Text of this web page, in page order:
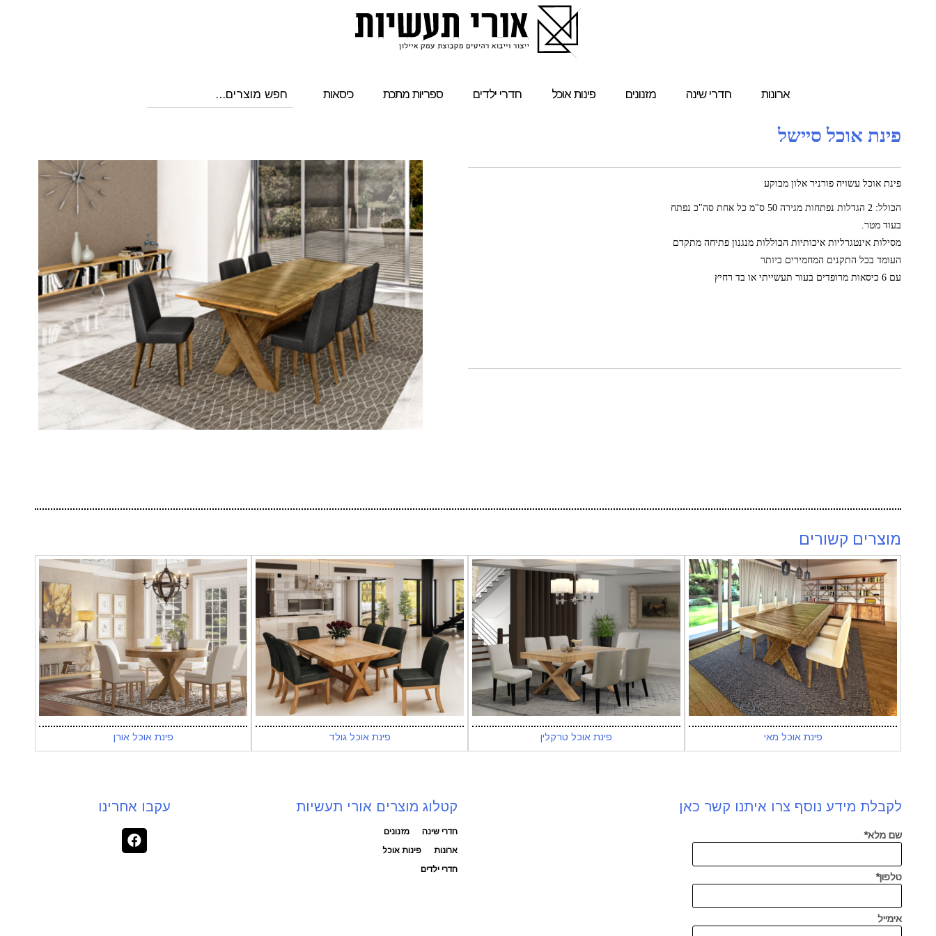
ארונות חדרי שינה מזנונים פינות אוכל חדרי ילדים ספריות מתכת כיסאות
פינת אוכל סיישל
פינת אוכל עשויה פורניר אלון מבוקע
הכולל: 2 הגדלות נפתחות מגירה 50 ס"מ כל אחת סה"כ נפתח
בעוד מטר.
מסילות אינטגרליות איכותיות הכוללות מנגנון פתיחה מתקדם
העומד בכל התקנים המחמירים ביותר
עם 6 כיסאות מרופדים בעור תעשייתי או בד רחיץ
מוצרים קשורים
פינת אוכל אורן פינת אוכל גולד פינת אוכל טרקלין פינת אוכל מאי
עקבו אחרינו קטלוג מוצרים אורי תעשיות
חדרי שינה
מזנונים
ארונות
פינות אוכל
חדרי ילדים
לקבלת מידע נוסף צרו איתנו קשר כאן
שם מלא*
טלפון*
אימייל